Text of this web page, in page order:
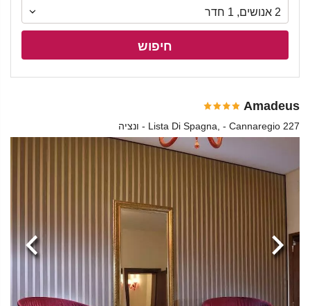
2 אנושים,
1 חדר
חיפוש
Amadeus
Lista Di Spagna, - Cannaregio 227 - ונציה
הקודמת הבא